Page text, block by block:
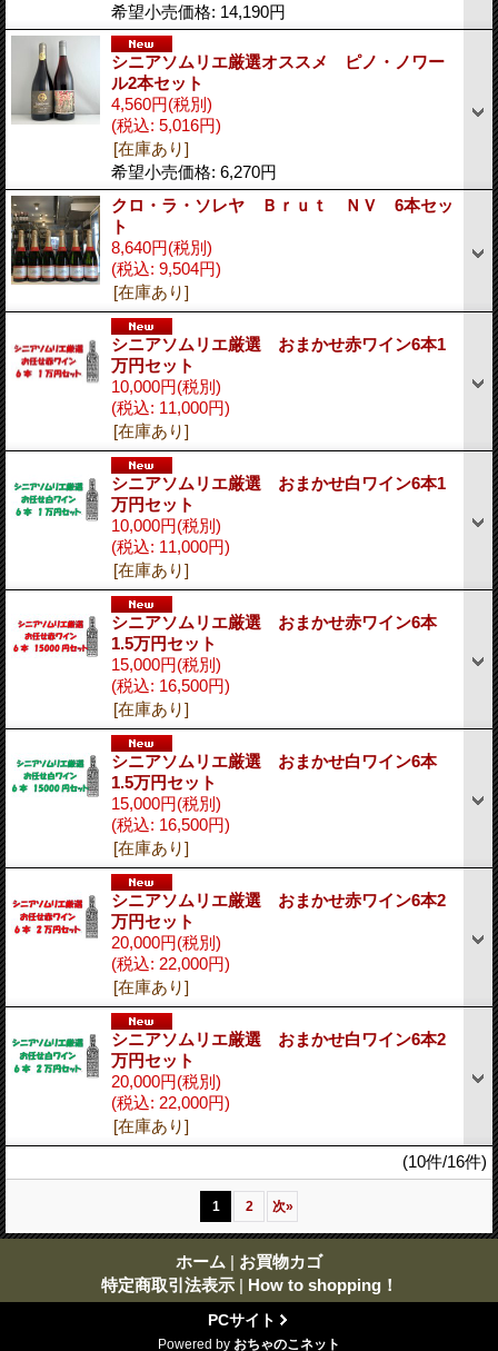
希望小売価格: 14,190円
シニアソムリエ厳選オススメ ピノ・ノワー
ル2本セット
4,560円(税別)
(税込: 5,016円)
[在庫あり]
希望小売価格: 6,270円
クロ・ラ・ソレヤ Ｂｒｕｔ ＮＶ 6本セッ
ト
8,640円(税別)
(税込: 9,504円)
[在庫あり]
シニアソムリエ厳選 おまかせ赤ワイン6本1
万円セット
10,000円(税別)
(税込: 11,000円)
[在庫あり]
シニアソムリエ厳選 おまかせ白ワイン6本1
万円セット
10,000円(税別)
(税込: 11,000円)
[在庫あり]
シニアソムリエ厳選 おまかせ赤ワイン6本
1.5万円セット
15,000円(税別)
(税込: 16,500円)
[在庫あり]
シニアソムリエ厳選 おまかせ白ワイン6本
1.5万円セット
15,000円(税別)
(税込: 16,500円)
[在庫あり]
シニアソムリエ厳選 おまかせ赤ワイン6本2
万円セット
20,000円(税別)
(税込: 22,000円)
[在庫あり]
シニアソムリエ厳選 おまかせ白ワイン6本2
万円セット
20,000円(税別)
(税込: 22,000円)
[在庫あり]
(10件/16件)
1 2 次»
ホーム | お買物カゴ
特定商取引法表示 | How to shopping！
PCサイト
Powered by おちゃのこネット